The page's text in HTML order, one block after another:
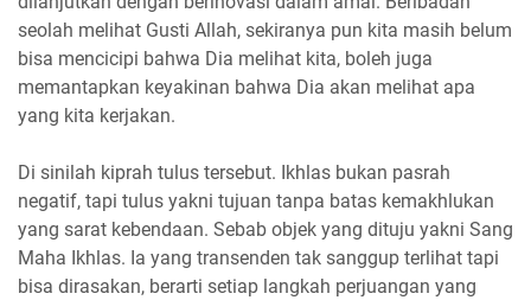
seolah melihat Gusti Allah, sekiranya pun kita masih belum
bisa mencicipi bahwa Dia melihat kita, boleh juga
memantapkan keyakinan bahwa Dia akan melihat apa
yang kita kerjakan.
Di sinilah kiprah tulus tersebut. Ikhlas bukan pasrah
negatif, tapi tulus yakni tujuan tanpa batas kemakhlukan
yang sarat kebendaan. Sebab objek yang dituju yakni Sang
Maha Ikhlas. Ia yang transenden tak sanggup terlihat tapi
bisa dirasakan, berarti setiap langkah perjuangan yang